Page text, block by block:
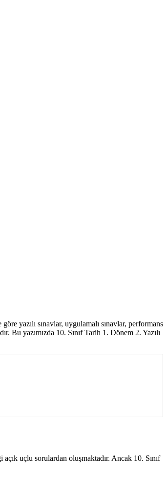
yazılı sınavlar, uygulamalı sınavlar, performans
Bu yazımızda 10. Sınıf Tarih 1. Dönem 2. Yazılı
uçlu sorulardan oluşmaktadır. Ancak 10. Sınıf